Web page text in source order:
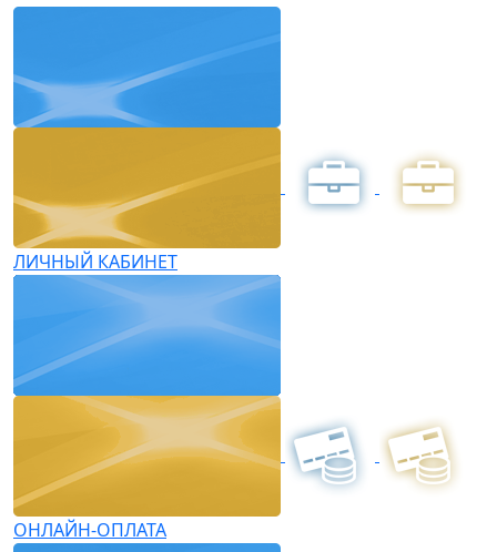
ЛИЧНЫЙ КАБИНЕТ
ОНЛАЙН-ОПЛАТА